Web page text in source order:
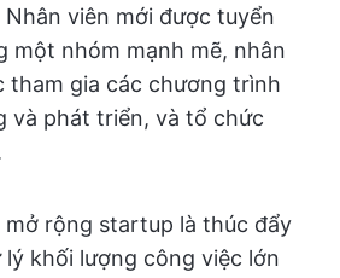
viên mới được tuyển
một nhóm mạnh mẽ, nhân
tham gia các chương trình
và phát triển, và tổ chức
mở rộng startup là thúc đẩy
khối lượng công việc lớn